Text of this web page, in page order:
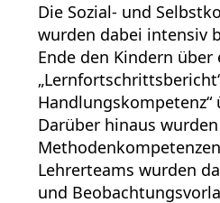
Die Sozial- und
wurden dabei intensiv
Ende den Kindern über
Handlungskompetenz“
Darüber hinaus
Lehrerteams wurden
und